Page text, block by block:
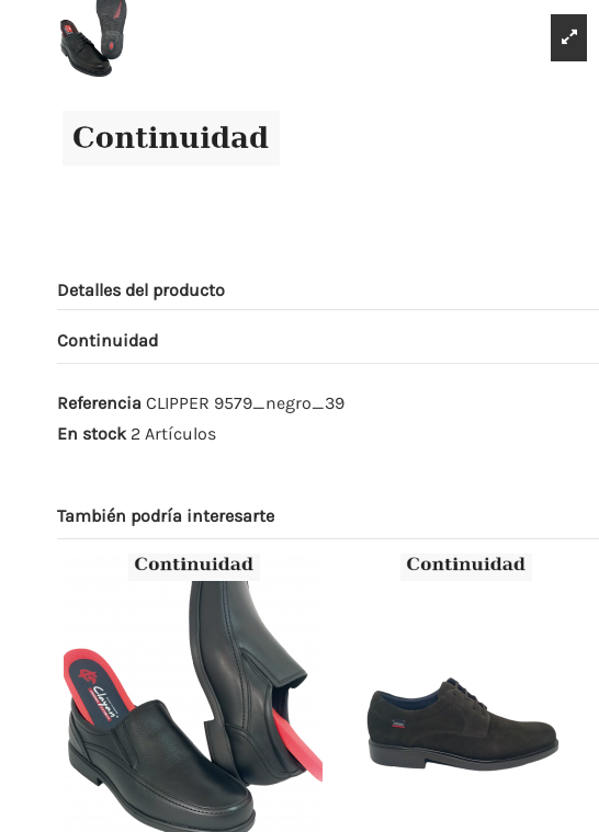
Detalles del producto
Continuidad
Referencia CLIPPER 9579_negro_39
En stock 2 Artículos
También podría interesarte